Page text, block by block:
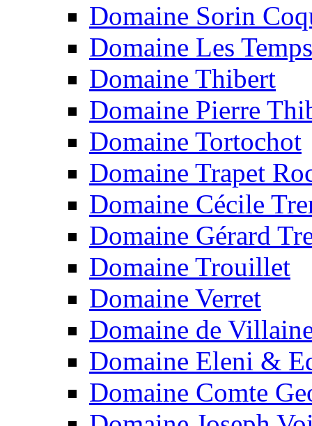
Domaine Sorin
Domaine Les
Domaine Thibert
Domaine Pierre
Domaine Tortochot
Domaine Trapet
Domaine Cécile
Domaine Gérard
Domaine Trouillet
Domaine Verret
Domaine de
Domaine Eleni &
Domaine Comte